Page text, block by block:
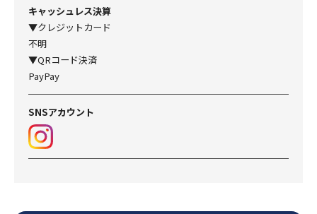
キャッシュレス決算
▼クレジットカード
不明
▼QRコード決済
PayPay
SNSアカウント